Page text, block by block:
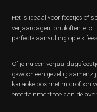
Het is ideaal voor feestjes of
verjaardagen, bruiloften,
perfecte aanvulling op elk
Of je nu een
gewoon een gezellig
karaoke box met microfoon
entertainment toe aan de